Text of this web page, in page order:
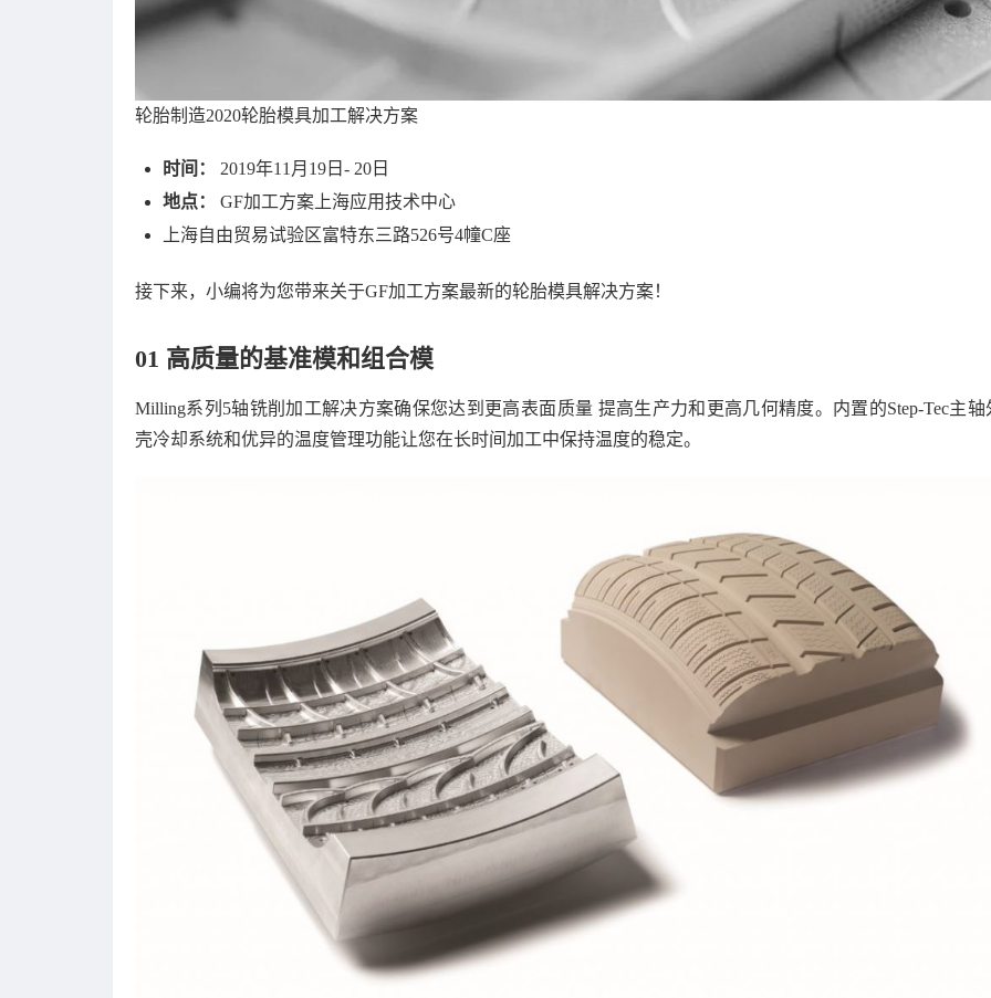
轮胎制造2020轮胎模具加工解决方案
时间： 2019年11月19日- 20日
地点：
GF加工方案上海应用技术中心
上海自由贸易试验区富特东三路526号4幢C座
接下来，小编将为您带来关于GF加工方案最新的轮胎模具解决方案！
01 高质量的基准模和组合模
Milling系列5轴铣削加工解决方案确保您达到更高表面质量 提高生产力和更高几何精度。内置的Step-Tec主轴
壳冷却系统和优异的温度管理功能让您在长时间加工中保持温度的稳定。